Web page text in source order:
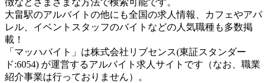
徴などさまざまな方法で検索可能です。
大畠駅のアルバイトの他にも全国の求人情報、カフェやアパ
レル、イベントスタッフのバイトなどの人気職種も多数掲
載！
「マッハバイト」は株式会社リブセンス(東証スタンダー
ド:6054) が運営するアルバイト求人サイトです（なお、職業
紹介事業は行っておりません）。